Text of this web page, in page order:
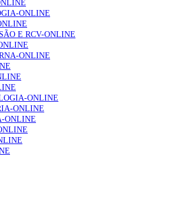
do Podcast “Frequência Cardio – Sintoniza-
Cardíaca” da Bayer
de utentes podem ficar sem médico de
nova regras do registo, alerta associação
de rastreio do cancro do pulmão são
e representam um investimento
os sistemas de saúde”
ONLINE
E RCV-ONLINE
ONLINE
ONLINE
ONLINE
ONLINE